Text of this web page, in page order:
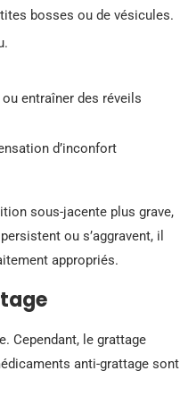
bosses ou de vésicules.
entraîner des réveils
d’inconfort
sous-jacente plus grave,
ou s’aggravent, il
appropriés.
Cependant, le grattage
anti-grattage sont